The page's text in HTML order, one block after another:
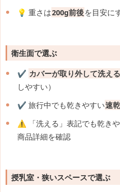
💡 重さは200g前後を目安に
衛生面で選ぶ
✔️ カバーが取り外して洗える
しやすい）
✔️ 旅行中でも乾きやすい速
⚠️ 「洗える」表記でも乾き
商品詳細を確認
授乳室・狭いスペースで選ぶ